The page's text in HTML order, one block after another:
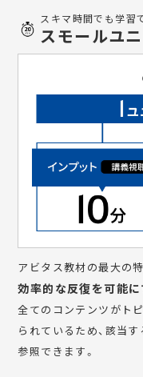
スキマ時間でも学習
スモールユ
アビタス教材の最大の特
効率的な反復を可能に
全てのコンテンツがト
られているため、該当
参照できます。